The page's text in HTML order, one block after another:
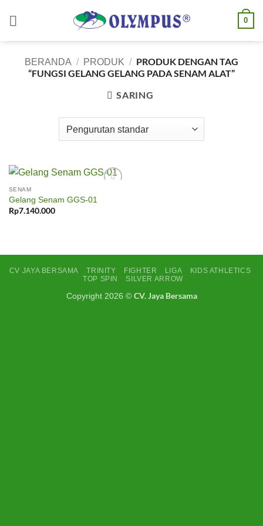
0
BERANDA / PRODUK / PRODUK DENGAN TAG
“FUNGSI GELANG GELANG PADA SENAM ALAT”
SARING
wishlist
SENAM
Gelang Senam GGS-01
Rp7.140.000
CV JAYA BERSAMA TRINITY FIGHTER LIGA
KIDS ATHLETICS
TOP SPIN
SILVER ARROW
Copyright 2026 © CV. Jaya Bersama